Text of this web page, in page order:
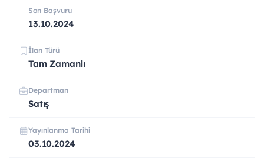
Son Başvuru
13.10.2024
İlan Türü
Tam Zamanlı
Departman
Satış
Yayınlanma Tarihi
03.10.2024